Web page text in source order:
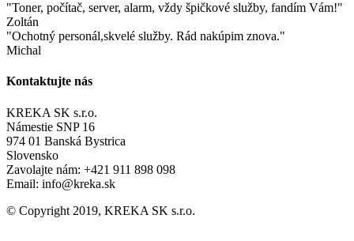
Toner, počítač, server, alarm, vždy špičkové služby, fandím Vám!
Zoltán
Ochotný personál,skvelé služby. Rád nakúpim znova.
Michal
Kontaktujte nás
KREKA SK s.r.o.
Námestie SNP 16
974 01 Banská Bystrica
Slovensko
Zavolajte nám: +421 911 898 098
Email: info@kreka.sk
© Copyright 2019, KREKA SK s.r.o.